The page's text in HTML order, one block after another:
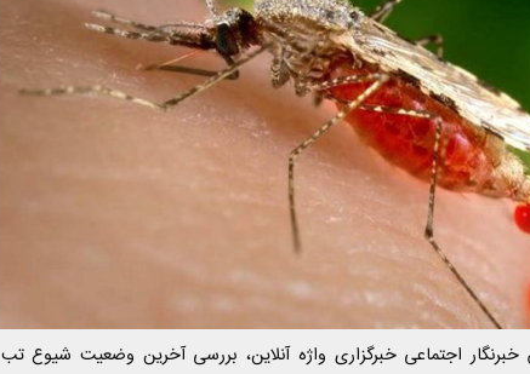
خبرنگار اجتماعی خبرگزاری واژه آنلاین، بررسی آخرین وضعیت شیوع تب